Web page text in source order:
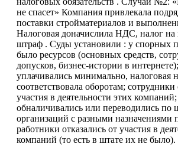
не спасет» Компания привлекала
поставки стройматериалов и
Налоговая доначислила НДС, налог
штраф . Суды установили : у спорных
было ресурсов (основных средств,
допусков, бизнес-истории в
уплачивались минимально, налоговая
соответствовала оборотам; сотрудники
участия в деятельности этих
обналичивались или переводились по
организаций с разными назначениями
работники отказались от участия в
компаний (то есть в штате их не